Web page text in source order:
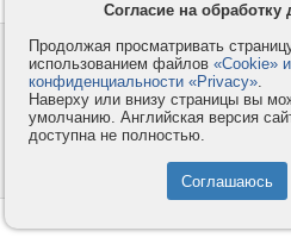
Контакты
Компания
Услуги
Как оплатить
© 2008-2026
VMESTE.EU
Согласие на
Продолжая просматривать
использованием файлов «Cookie»
конфиденциальности «Privacy».
Наверху или внизу страницы вы
умолчанию. Английская версия
доступна не полностью.